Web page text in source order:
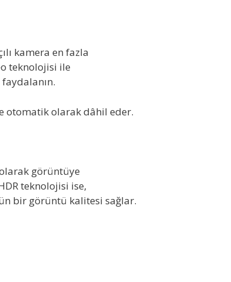
kamera en fazla
teknolojisi ile
otomatik olarak dâhil eder.
görüntüye
teknolojisi ise,
bir görüntü kalitesi sağlar.